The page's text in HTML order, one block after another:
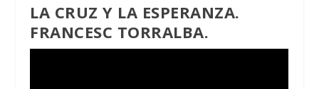
LA CRUZ Y LA ESPERANZA.
FRANCESC TORRALBA.